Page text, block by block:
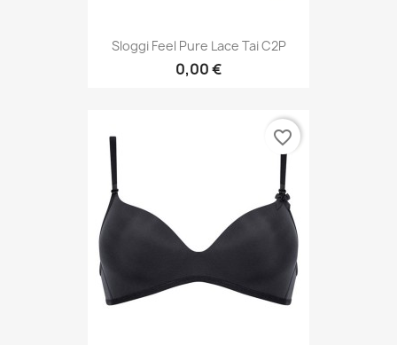
Sloggi Feel Pure Lace Tai C2P
0,00 €
favorite_border